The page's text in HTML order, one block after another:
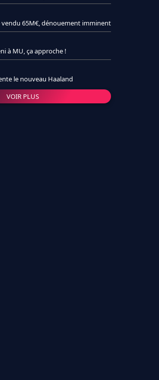
vendu 65M€, dénouement imminent
à MU, ça approche !
le nouveau Haaland
VOIR PLUS